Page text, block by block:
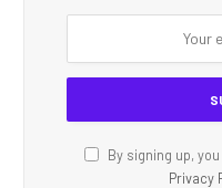
By signing up,
Privacy